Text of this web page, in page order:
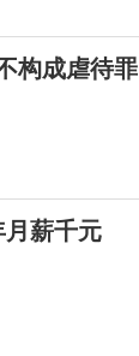
构成虐待罪
月薪千元